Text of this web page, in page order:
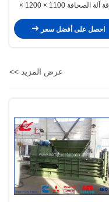
ورقة آلة الصحافة 1100 × 1200 ×
احصل على أفضل سعر
عرض المزيد >>